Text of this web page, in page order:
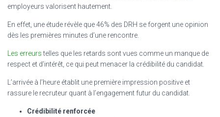
employeurs valorisent hautement.
En effet, une étude révèle que 46% des DRH se forgent une opinion
dès les premières minutes d’une rencontre.
Les erreurstelles que les retards sont vues comme un manque de
respect et d’intérêt, ce qui peut menacer la crédibilité du candidat.
L’arrivée à l’heure établit une première impression positive et
rassure le recruteur quant à l’engagement futur du candidat.
Crédibilité renforcée